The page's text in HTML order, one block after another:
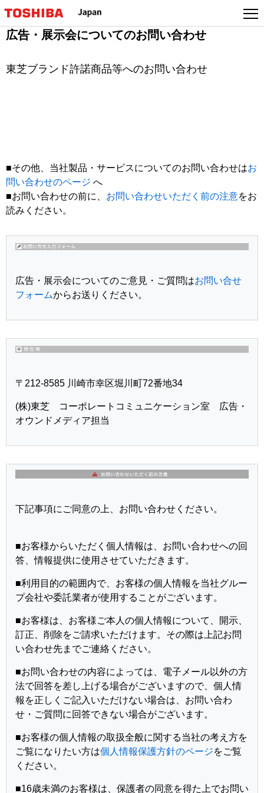
広告・展示会についてのお問い合わせ
東芝ブランド許諾商品等へのお問い合わせ
■その他、当社製品・サービスについてのお問い合わせはお
問い合わせのページ へ
■お問い合わせの前に、 お問い合わせいただく前の注意をお
読みください。
広告・展示会についてのご意見・ご質問はお問い合せ
フォームからお送りください。
〒212-8585 川崎市幸区堀川町72番地34
(株)東芝 コーポレートコミュニケーション室 広告・
オウンドメディア担当
下記事項にご同意の上、お問い合わせください。
■お客様からいただく個人情報は、お問い合わせへの回
答、情報提供に使用させていただきます。
■利用目的の範囲内で、お客様の個人情報を当社グルー
プ会社や委託業者が使用することがございます。
■お客様は、お客様ご本人の個人情報について、開示、
訂正、削除をご請求いただけます。その際は上記お問
い合わせ先までご連絡ください。
■お問い合わせの内容によっては、電子メール以外の方
法で回答を差し上げる場合がございますので、個人情
報を正しくご記入いただけない場合は、お問い合わ
せ・ご質問に回答できない場合がございます。
■お客様の個人情報の取扱全般に関する当社の考え方を
ご覧になりたい方は個人情報保護方針のページをご覧
ください。
■16歳未満のお客様は、保護者の同意を得た上でお問い